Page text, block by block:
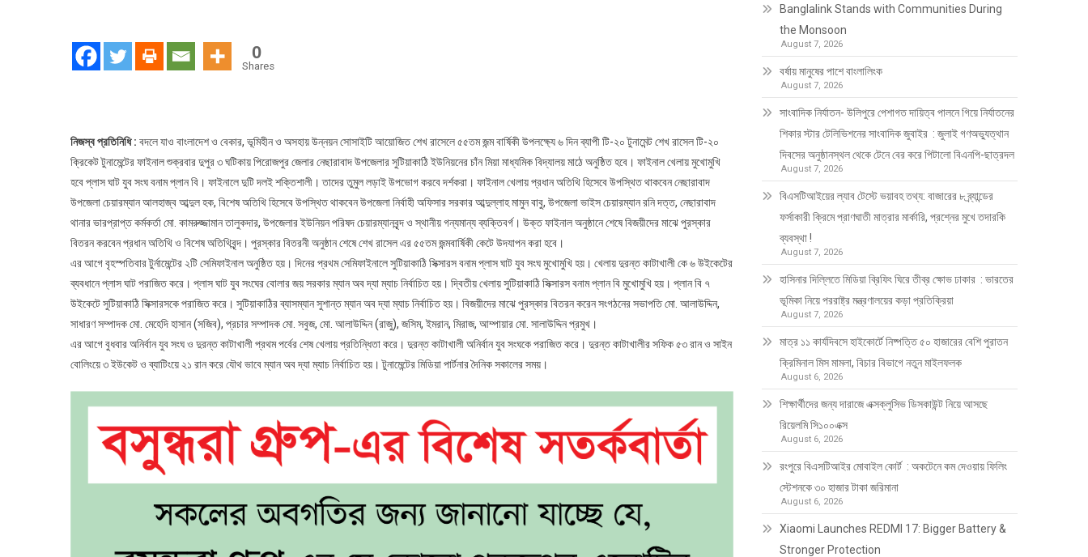
0
Shares
নিজস্ব প্রতিনিধি : বদলে যাও বাংলাদেশ ও বেকার, ভূমিহীন ও অসহায় উন্নয়ন সোসাইটি আয়োজিত শেখ রাসেলে ৫৫তম জন্ম বার্ষিকী উপলক্ষ্যে ৬ দিন ব্যাপী টি-২০ টুনামেন্ট শেখ রাসেল টি-২০
ক্রিকেট টুনামেন্টের ফাইনাল শুক্রবার দুপুর ৩ ঘটিকায় পিরোজপুর জেলার নেছারাবাদ উপজেলার সুটিয়াকাঠি ইউনিয়নের চাঁন মিয়া মাধ্যমিক বিদ্যালয় মাঠে অনুষ্ঠিত হবে। ফাইনাল খেলায় মুখোমুখি
হবে প্লাস ঘাট যুব সংঘ বনাম প্লান বি। ফাইনালে দুটি দলই শক্তিশালী। তাদের তুমুল লড়াই উপভোগ করবে দর্শকরা। ফাইনাল খেলায় প্রধান অতিথি হিসেবে উপস্থিত থাকবেন নেছারাবাদ
উপজেলা চেয়ারম্যান আলহাজ্ব আব্দুল হক, বিশেষ অতিথি হিসেবে উপস্থিত থাকবেন উপজেলা নির্বাহী অফিসার সরকার আব্দুল্লাহ মামুন বাবু, উপজেলা ভাইস চেয়ারম্যান রনি দত্ত, নেছারাবাদ
থানার ভারপ্রাপ্ত কর্মকর্তা মো. কামরুজ্জামান তালুকদার, উপজেলার ইউনিয়ন পরিষদ চেয়ারম্যানবৃন্দ ও স্থানীয় গন্যমান্য ব্যক্তিবর্গ। উক্ত ফাইনাল অনুষ্ঠানে শেষে বিজয়ীদের মাঝে পুরস্কার
বিতরন করবেন প্রধান অতিথি ও বিশেষ অতিথিবৃন্দ। পুরস্কার বিতরনী অনুষ্ঠান শেষে শেখ রাসেল এর ৫৫তম জন্মবার্ষিকী কেটে উদযাপন করা হবে।
এর আগে বৃহস্পতিবার টুর্নামেন্টের ২টি সেমিফাইনাল অনুষ্ঠিত হয়। দিনের প্রথম সেমিফাইনালে সুটিয়াকাঠি সিক্সারস বনাম প্লাস ঘাট যুব সংঘ মুখোমুখি হয়। খেলায় দুরন্ত কাটাখালী কে ৬ উইকেটের
ব্যবধানে প্লাস ঘাট পরাজিত করে। প্লাস ঘাট যুব সংঘের বোলার জয় সরকার ম্যান অব দ্যা ম্যাচ নির্বাচিত হয়। দ্বিতীয় খেলায় সুটিয়াকাঠি সিক্সারস বনাম প্লান বি মুখোমুখি হয়। প্লান বি ৭
উইকেটে সুটিয়াকাঠি সিক্সারসকে পরাজিত করে। সুটিয়াকাঠির ব্যাসম্যান সুশান্ত ম্যান অব দ্যা ম্যাচ নির্বাচিত হয়। বিজয়ীদের মাঝে পুরস্কার বিতরন করেন সংগঠনের সভাপতি মো. আলাউদ্দিন,
সাধারণ সম্পাদক মো. মেহেদি হাসান (সজিব), প্রচার সম্পাদক মো. সবুজ, মো. আলাউদ্দিন (রাজু), জসিম, ইমরান, মিরাজ, আম্পায়ার মো. সালাউদ্দিন প্রমুখ।
এর আগে বুধবার অনির্বান যুব সংঘ ও দুরন্ত কাটাখালী প্রথম পর্বের শেষ খেলায় প্রতিন্ধিতা করে। দুরন্ত কাটাখালী অনির্বান যুব সংঘকে পরাজিত করে। দুরন্ত কাটাখালীর সফিক ৫৩ রান ও সাইন
বোলিংয়ে ৩ ইউকেট ও ব্যাটিংয়ে ২১ রান করে যৌথ ভাবে ম্যান অব দ্যা ম্যাচ নির্বাচিত হয়। টুনামেন্টের মিডিয়া পার্টনার দৈনিক সকালের সময়।
Banglalink Stands with Communities During
the Monsoon
August 7, 2026
বর্ষায় মানুষের পাশে বাংলালিংক
August 7, 2026
সাংবাদিক নির্যাতন- উলিপুরে পেশাগত দায়িত্ব পালনে গিয়ে নির্যাতনের
শিকার স্টার টেলিভিশনের সাংবাদিক জুবাইর : জুলাই গণঅভ্যুত্থান
দিবসের অনুষ্ঠানস্থল থেকে টেনে বের করে পিটালো বিএনপি-ছাত্রদল
August 7, 2026
বিএসটিআইয়ের ল্যাব টেস্টে ভয়াবহ তথ্য: বাজারের ৮ ব্র্যান্ডের
ফর্সাকারী ক্রিমে প্রাণঘাতী মাত্রার মার্কারি, প্রশ্নের মুখে তদারকি
ব্যবস্থা !
August 7, 2026
হাসিনার দিল্লিতে মিডিয়া ব্রিফিং ঘিরে তীব্র ক্ষোভ ঢাকার : ভারতের
ভূমিকা নিয়ে পররাষ্ট্র মন্ত্রণালয়ের কড়া প্রতিক্রিয়া
August 7, 2026
মাত্র ১১ কার্যদিবসে হাইকোর্টে নিষ্পত্তি ৫০ হাজারের বেশি পুরাতন
ক্রিমিনাল মিস মামলা, বিচার বিভাগে নতুন মাইলফলক
August 6, 2026
শিক্ষার্থীদের জন্য দারাজে এক্সক্লুসিভ ডিসকাউন্ট নিয়ে আসছে
রিয়েলমি সি১০০এক্স
August 6, 2026
রংপুরে বিএসটিআইর মোবাইল কোর্ট : অকটেনে কম দেওয়ায় ফিলিং
স্টেশনকে ৩০ হাজার টাকা জরিমানা
August 6, 2026
Xiaomi Launches REDMI 17: Bigger Battery &
Stronger Protection